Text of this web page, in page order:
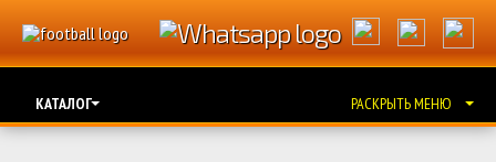
КАТАЛОГ РАСКРЫТЬ МЕНЮ